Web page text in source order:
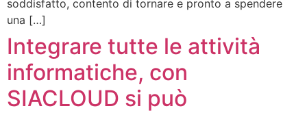
soddisfatto, contento di tornare e pronto a spendere
una […]
Integrare tutte le attività
informatiche, con
SIACLOUD si può